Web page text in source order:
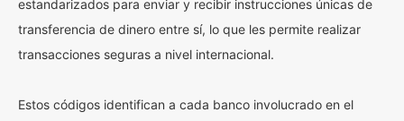
estandarizados para enviar y recibir instrucciones únicas de
transferencia de dinero entre sí, lo que les permite realizar
transacciones seguras a nivel internacional.
Estos códigos identifican a cada banco involucrado en el